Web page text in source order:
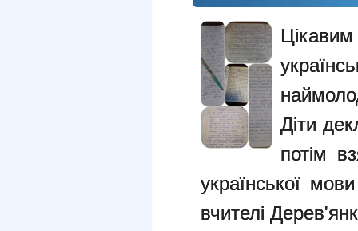
Діти
потім
української
вчителі